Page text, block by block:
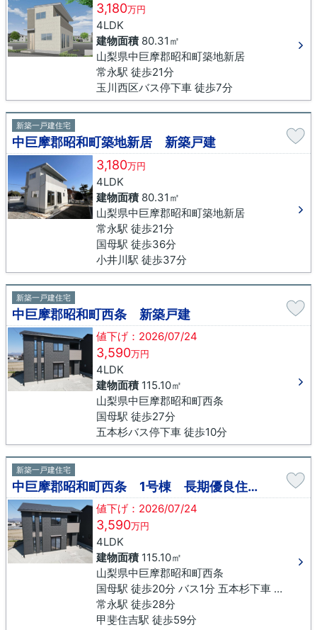
3,180万円
4LDK
建物面積80.31㎡
山梨県中巨摩郡昭和町築地新居
常永駅 徒歩21分
玉川西区バス停下車 徒歩7分
新築一戸建住宅
中巨摩郡昭和町築地新居 新築戸建
3,180万円
4LDK
建物面積80.31㎡
山梨県中巨摩郡昭和町築地新居
常永駅 徒歩21分
国母駅 徒歩36分
小井川駅 徒歩37分
新築一戸建住宅
中巨摩郡昭和町西条 新築戸建
値下げ：2026/07/24
3,590万円
4LDK
建物面積115.10㎡
山梨県中巨摩郡昭和町西条
国母駅 徒歩27分
五本杉バス停下車 徒歩10分
新築一戸建住宅
中巨摩郡昭和町西条 1号棟 長期優良住宅 新築戸建
値下げ：2026/07/24
3,590万円
4LDK
建物面積115.10㎡
山梨県中巨摩郡昭和町西条
国母駅 徒歩20分 バス1分 五本杉下車 徒歩13分
常永駅 徒歩28分
甲斐住吉駅 徒歩59分